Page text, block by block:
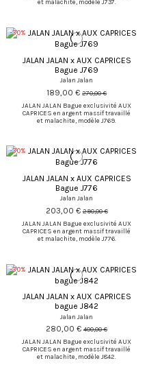
et malachite, modèle J737.
-30%
JALAN JALAN x AUX CAPRICES
Bague J769
Jalan Jalan
189,00 €270,00 €
JALAN JALAN Bague exclusivité AUX
CAPRICES en argent massif travaillé
et malachite, modèle J769.
-30%
JALAN JALAN x AUX CAPRICES
Bague J776
Jalan Jalan
203,00 €290,00 €
JALAN JALAN Bague exclusivité AUX
CAPRICES en argent massif travaillé
et malachite, modèle J776.
-30%
JALAN JALAN x AUX CAPRICES
bague J842
Jalan Jalan
280,00 €400,00 €
JALAN JALAN Bague exclusivité AUX
CAPRICES en argent massif travaillé
et malachite, modèle J842.